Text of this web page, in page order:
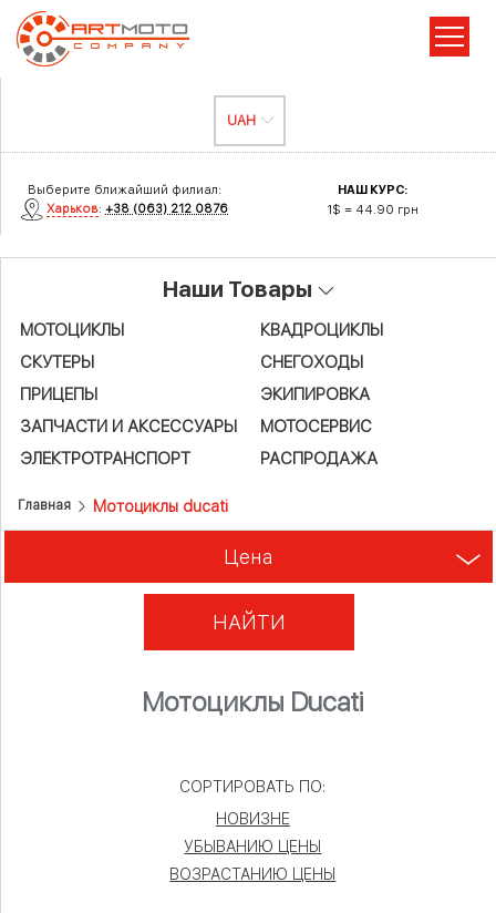
Выберите ближайший филиал:
Харьков:+38 (063) 212 0876
НАШ КУРС:
1$ = 44.90 грн
Наши Товары
МОТОЦИКЛЫ
КВАДРОЦИКЛЫ
СКУТЕРЫ
СНЕГОХОДЫ
ПРИЦЕПЫ
ЭКИПИРОВКА
ЗАПЧАСТИ И АКСЕСCУАРЫ
МОТОСЕРВИС
ЭЛЕКТРОТРАНСПОРТ
РАСПРОДАЖА
Главная Мотоциклы ducati
Цена
НАЙТИ
Мотоциклы Ducati
СОРТИРОВАТЬ ПО:
НОВИЗНЕ
УБЫВАНИЮ ЦЕНЫ
ВОЗРАСТАНИЮ ЦЕНЫ